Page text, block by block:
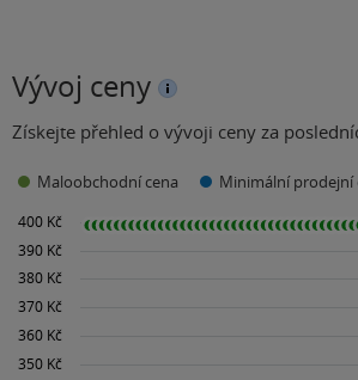
Vývoj ceny
Získejte přehled o vývoji ceny za
Maloobchodní cena Minimální prodejní